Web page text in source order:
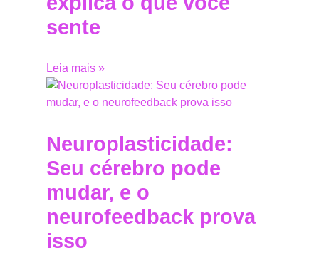
sente
Leia mais »
Neuroplasticidade:
Seu cérebro pode
mudar, e o
neurofeedback prova
isso